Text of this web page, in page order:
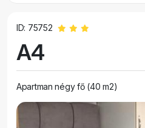
ID: 75752
A4
Apartman négy fő (40 m2)